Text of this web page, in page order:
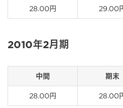
28.00円 29.00
2010年2月期
中間 期末
28.00円 28.00